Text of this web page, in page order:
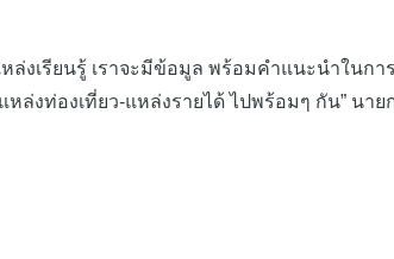
รียนรู้ เราจะมีข้อมูล พร้อมคำแนะนำในกา
ล่งท่องเที่ยว-แหล่งรายได้ ไปพร้อมๆ กัน” นา